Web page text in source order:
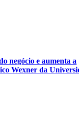
negócio e aumenta a
Wexner da